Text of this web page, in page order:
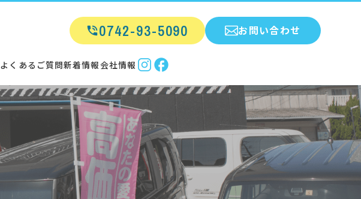
0742-93-5090 お問い合わせ
よくあるご質問新着情報会社情報